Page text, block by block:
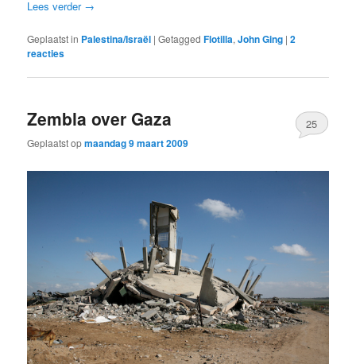
Lees verder →
Geplaatst in Palestina/Israël |Getagged Flotilla,John Ging |2
reacties
Zembla over Gaza
Geplaatst opmaandag 9 maart 2009
25